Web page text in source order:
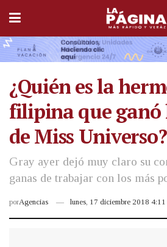
¿Quién es la
filipina que ganó
de Miss Universo?
Gray ayer dejó muy claro su
ganas de trabajar con los más
porAgencias lunes, 17 diciembre 2018